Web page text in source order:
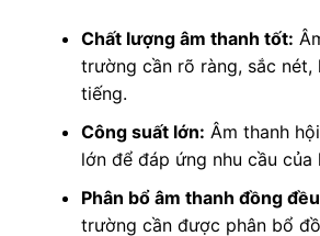
Chất lượng âm thanh tốt:
trường cần rõ ràng, sắc nét,
tiếng.
Công suất lớn: Âm thanh
lớn để đáp ứng nhu cầu của
Phân bổ âm thanh đồng
trường cần được phân bổ